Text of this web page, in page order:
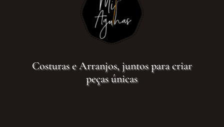
Costuras e Arranjos, juntos para criar
peças únicas